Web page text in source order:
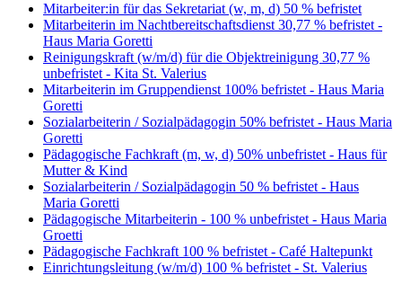
Mitarbeiter:in für das Sekretariat (w, m, d) 50 % befristet
Mitarbeiterin im Nachtbereitschaftsdienst 30,77 % befristet -
Haus Maria Goretti
Reinigungskraft (w/m/d) für die Objektreinigung 30,77 %
unbefristet - Kita St. Valerius
Mitarbeiterin im Gruppendienst 100% befristet - Haus Maria
Goretti
Sozialarbeiterin / Sozialpädagogin 50% befristet - Haus Maria
Goretti
Pädagogische Fachkraft (m, w, d) 50% unbefristet - Haus für
Mutter & Kind
Sozialarbeiterin / Sozialpädagogin 50 % befristet - Haus
Maria Goretti
Pädagogische Mitarbeiterin - 100 % unbefristet - Haus Maria
Groetti
Pädagogische Fachkraft 100 % befristet - Café Haltepunkt
Einrichtungsleitung (w/m/d) 100 % befristet - St. Valerius